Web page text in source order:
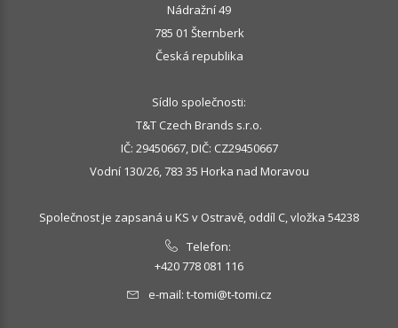
Nádražní 49
785 01 Šternberk
Česká republika
Sídlo společnosti:
T&T Czech Brands s.r.o.
IČ: 29450667, DIČ: CZ29450667
Vodní 130/26, 783 35 Horka nad Moravou
Společnost je zapsaná u KS v Ostravě, oddíl C, vložka 54238
Telefon:
+420 778 081 116
e-mail: t-tomi@t-tomi.cz